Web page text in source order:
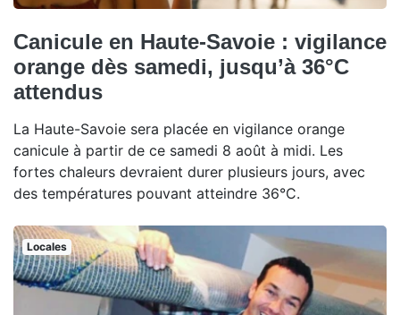
Canicule en Haute-Savoie : vigilance
orange dès samedi, jusqu’à 36°C
attendus
La Haute-Savoie sera placée en vigilance orange
canicule à partir de ce samedi 8 août à midi. Les
fortes chaleurs devraient durer plusieurs jours, avec
des températures pouvant atteindre 36°C.
Locales